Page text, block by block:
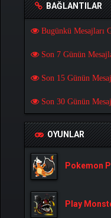
BAĞLANTILAR
Bugünkü Mesajları
Son 7 Günün
Son 15 Günün
Son 30 Günün
OYUNLAR
Pokemon
Play